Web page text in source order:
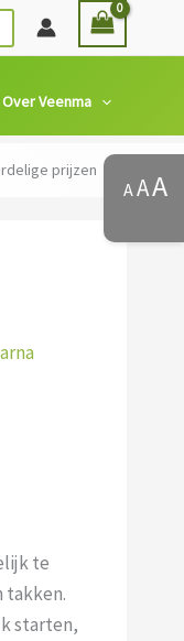
Over Veenma
te
takken.
starten,
AAA
prijzen